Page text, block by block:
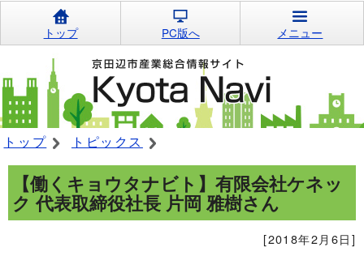
トップ PC版へ メニュー
トップ トピックス
【働くキョウタナビト】有限会社ケネッ
ク 代表取締役社長 片岡 雅樹さん
[2018年2月6日]